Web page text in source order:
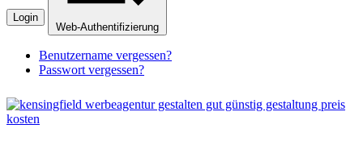
Login
Web-Authentifizierung
Benutzername vergessen?
Passwort vergessen?